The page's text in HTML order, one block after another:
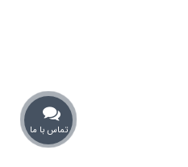
تماس با ما